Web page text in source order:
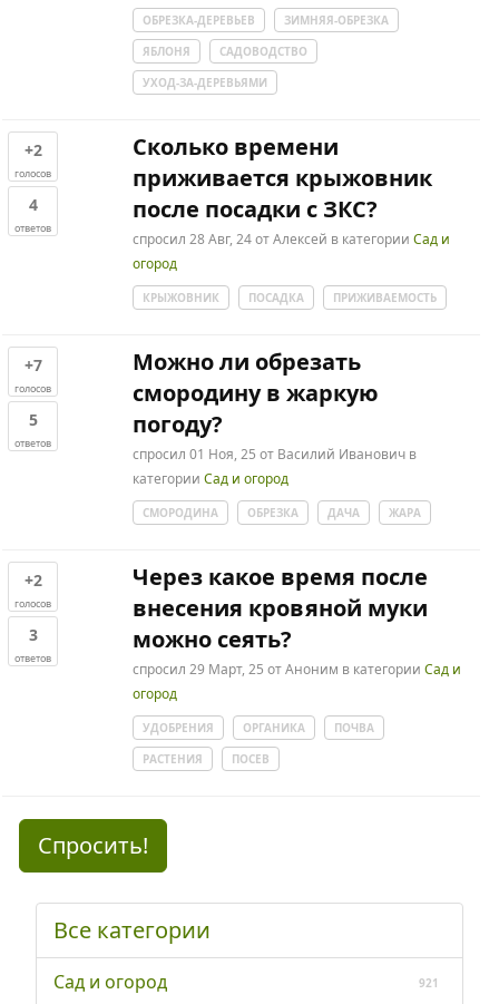
ОБРЕЗКА-ДЕРЕВЬЕВ
ЗИМНЯЯ-ОБРЕЗКА
ЯБЛОНЯ
САДОВОДСТВО
УХОД-ЗА-ДЕРЕВЬЯМИ
+2
голосов
4
ответов
Сколько времени
приживается крыжовник
после посадки с ЗКС?
спросил 28 Авг, 24 отАлексей в категории Сад и
огород
КРЫЖОВНИК ПОСАДКА ПРИЖИВАЕМОСТЬ
+7
голосов
5
ответов
Можно ли обрезать
смородину в жаркую
погоду?
спросил 01 Ноя, 25 от Василий Иванович в
категории Сад и огород
СМОРОДИНА ОБРЕЗКА ДАЧА ЖАРА
+2
голосов
3
ответов
Через какое время после
внесения кровяной муки
можно сеять?
спросил 29 Март, 25 отАноним в категории Сад и
огород
УДОБРЕНИЯ ОРГАНИКА
ПОЧВА
РАСТЕНИЯ
ПОСЕВ
Спросить!
Все категории
Сад и огород 921